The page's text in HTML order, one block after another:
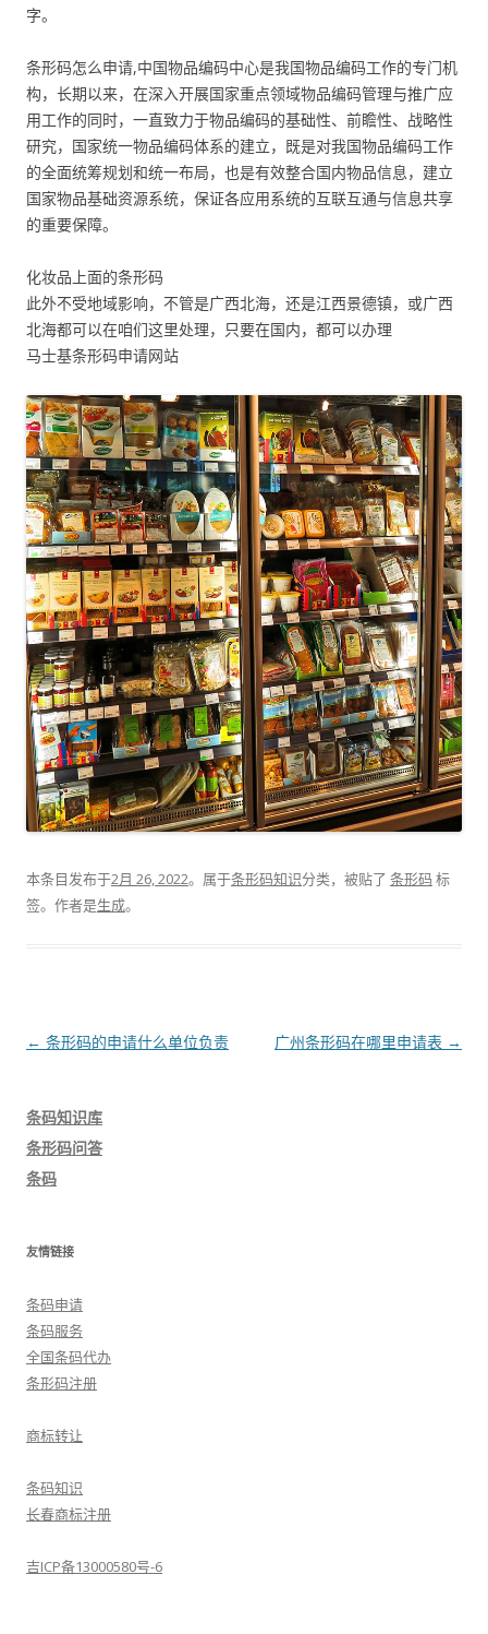
字。
条形码怎么申请,中国物品编码中心是我国物品编码工作的专门机
构，长期以来，在深入开展国家重点领域物品编码管理与推广应
用工作的同时，一直致力于物品编码的基础性、前瞻性、战略性
研究，国家统一物品编码体系的建立，既是对我国物品编码工作
的全面统筹规划和统一布局，也是有效整合国内物品信息，建立
国家物品基础资源系统，保证各应用系统的互联互通与信息共享
的重要保障。
化妆品上面的条形码
此外不受地域影响，不管是广西北海，还是江西景德镇，或广西
北海都可以在咱们这里处理，只要在国内，都可以办理
马士基条形码申请网站
本条目发布于2月 26, 2022。属于条形码知识分类，被贴了 条形码 标
签。 作者是生成。
文
← 条形码的申请什么单位负责 广州条形码在哪里申请表 →
条码知识库
条形码问答
条码
友情链接
条码申请
条码服务
全国条码代办
条形码注册
商标转让
条码知识
长春商标注册
吉ICP备13000580号-6